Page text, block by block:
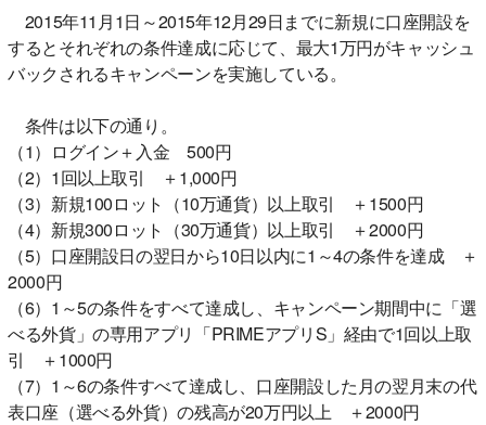
2015年11月1日～2015年12月29日までに新規に口座開設を
するとそれぞれの条件達成に応じて、最大1万円がキャッシュ
バックされるキャンペーンを実施している。
条件は以下の通り。
（1）ログイン＋入金 500円
（2）1回以上取引 ＋1,000円
（3）新規100ロット（10万通貨）以上取引 ＋1500円
（4）新規300ロット（30万通貨）以上取引 ＋2000円
（5）口座開設日の翌日から10日以内に1～4の条件を達成 ＋
2000円
（6）1～5の条件をすべて達成し、キャンペーン期間中に「選
べる外貨」の専用アプリ「PRIMEアプリS」経由で1回以上取
引 ＋1000円
（7）1～6の条件すべて達成し、口座開設した月の翌月末の代
表口座（選べる外貨）の残高が20万円以上 ＋2000円